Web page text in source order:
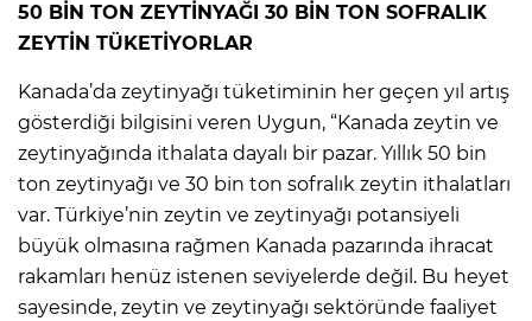
50 BİN TON ZEYTİNYAĞI 30 BİN TON SOFRALIK
ZEYTİN TÜKETİYORLAR
Kanada’da zeytinyağı tüketiminin her geçen yıl artış
gösterdiği bilgisini veren Uygun, “Kanada zeytin ve
zeytinyağında ithalata dayalı bir pazar. Yıllık 50 bin
ton zeytinyağı ve 30 bin ton sofralık zeytin ithalatları
var. Türkiye’nin zeytin ve zeytinyağı potansiyeli
büyük olmasına rağmen Kanada pazarında ihracat
rakamları henüz istenen seviyelerde değil. Bu heyet
sayesinde, zeytin ve zeytinyağı sektöründe faaliyet